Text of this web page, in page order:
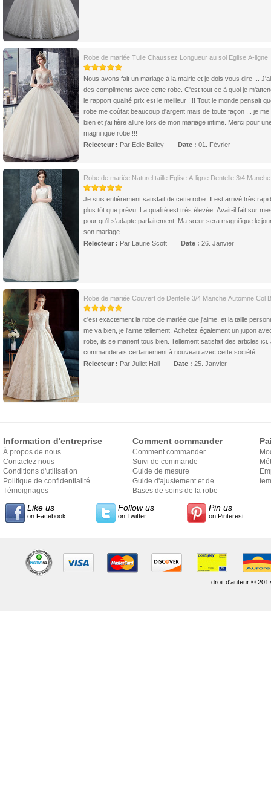
Robe de mariée Tulle Chaussez Longueur au sol Eglise A-ligne
Nous avons fait un mariage à la mairie et je dois vous dire ...
des compliments avec cette robe. C'est tout ce à quoi je
le rapport qualité prix est le meilleur !!!! Tout le monde pensait
robe me coûtait beaucoup d'argent mais de toute façon ... je
bien et j'ai fière allure lors de mon mariage intime. Merci pour
magnifique robe !!!
Relecteur : Par Edie Bailey Date : 01. Février
Robe de mariée Naturel taille Eglise A-ligne Dentelle 3/4 Manche
Je suis entièrement satisfait de cette robe. Il est arrivé très
plus tôt que prévu. La qualité est très élevée. Avait-il fait sur
pour qu'il s'adapte parfaitement. Ma sœur sera magnifique le
son mariage.
Relecteur : Par Laurie Scott Date : 26. Janvier
Robe de mariée Couvert de Dentelle 3/4 Manche Automne Col
c'est exactement la robe de mariée que j'aime, et la taille
me va bien, je l'aime tellement. Achetez également un jupon
robe, ils se marient tous bien. Tellement satisfait des articles ici.
commanderais certainement à nouveau avec cette société
Relecteur : Par Juliet Hall Date : 25. Janvier
Information d'entreprise
À propos de nous
Contactez nous
Conditions d'utilisation
Politique de confidentialité
Témoignages
Comment commander
Comment commander
Suivi de commande
Guide de mesure
Guide d'ajustement et de
style
Bases de soins de la robe
Like us
on Facebook
Follow us
on Twitter
Pin us
on Pinterest
droit d'auteur ©